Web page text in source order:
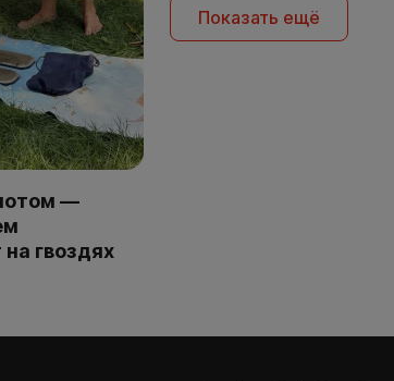
—
гвоздях
Показать ещё